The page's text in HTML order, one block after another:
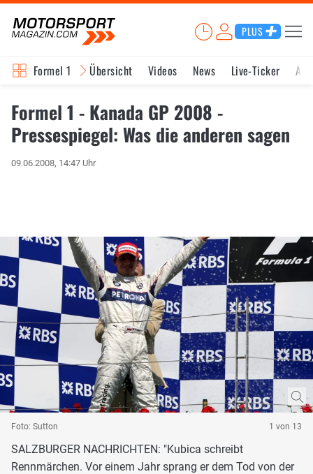
PLUS
Formel 1 Übersicht Videos News Live-Ticker
Formel 1 - Kanada GP 2008 -
Pressespiegel: Was die anderen sagen
09.06.2008, 14:47 Uhr
Foto: Sutton 1 von 13
SALZBURGER NACHRICHTEN: "Kubica schreibt
Rennmärchen. Vor einem Jahr sprang er dem Tod von der